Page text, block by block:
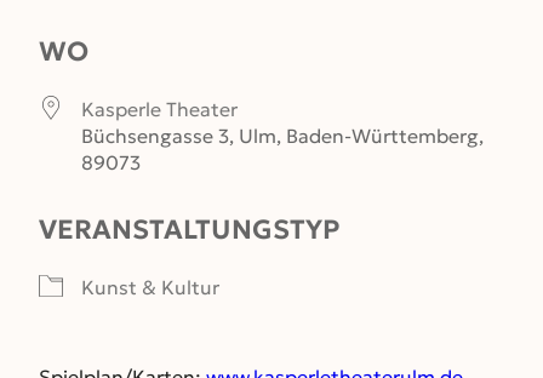
WO
Kasperle Theater
Büchsengasse 3, Ulm, Baden-Württemberg,
89073
VERANSTALTUNGSTYP
Kunst & Kultur